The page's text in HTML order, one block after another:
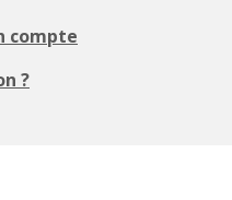
compte
?